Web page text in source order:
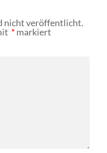
nicht veröffentlicht.
*markiert